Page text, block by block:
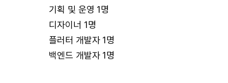
기획 및 운영 1명
디자이너 1명
플러터 개발자 1명
백엔드 개발자 1명